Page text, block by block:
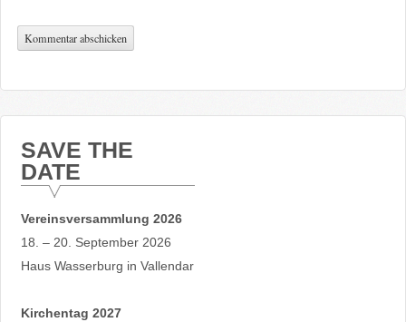
SAVE THE
DATE
Vereinsversammlung 2026
18. – 20. September 2026
Haus Wasserburg in Vallendar
Kirchentag 2027